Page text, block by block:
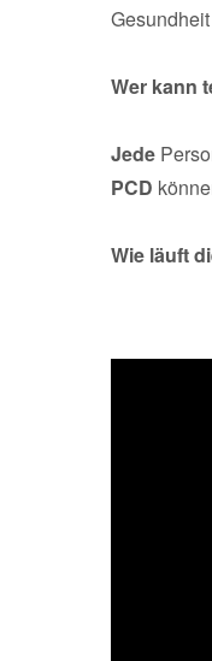
Wer kann
Jede
PCD
Wie läuft